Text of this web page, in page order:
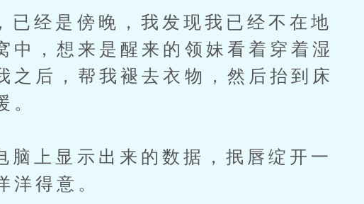
是傍晚，我发现我已经不在地
中，想来是醒来的领妹看着穿着湿
之后，帮我褪去衣物，然后抬到床
。
显示出来的数据，抿唇绽开一
洋得意。